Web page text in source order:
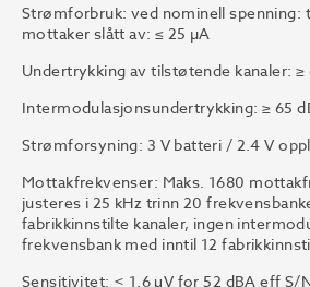
Strømforbruk: ved nominell spenning:
mottaker slått av: ≤ 25 µA
Undertrykking av tilstøtende kanaler: ≥
Intermodulasjonsundertrykking: ≥ 65
Strømforsyning: 3 V batteri / 2.4 V
Mottakfrekvenser: Maks. 1680
justeres i 25 kHz trinn 20
fabrikkinnstilte kanaler, ingen
frekvensbank med inntil 12
Sensitivitet: < 1.6 μV for 52 dBA eff S/